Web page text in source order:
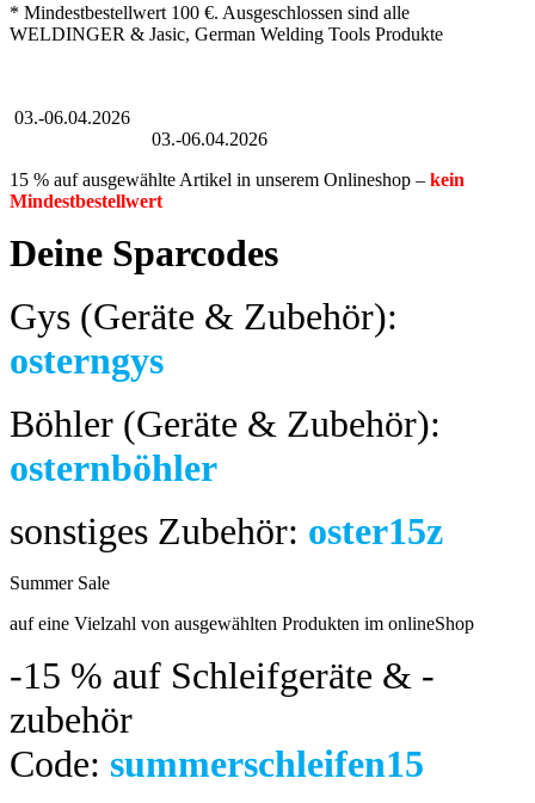
* Mindestbestellwert 100 €. Ausgeschlossen sind alle
WELDINGER & Jasic, German Welding Tools Produkte
03.-06.04.2026
03.-06.04.2026
15 % auf ausgewählte Artikel in unserem Onlineshop – kein
Mindestbestellwert
Deine Sparcodes
Gys (Geräte & Zubehör):
osterngys
Böhler (Geräte & Zubehör):
osternböhler
sonstiges Zubehör: oster15z
Summer Sale
auf eine Vielzahl von ausgewählten Produkten im onlineShop
-15 % auf Schleifgeräte & -
zubehör
Code: summerschleifen15